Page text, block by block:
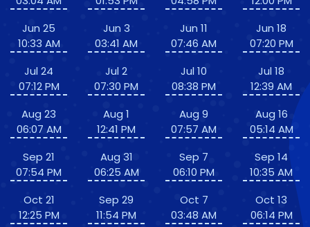
Jun 25
10:33 AM
Jul 24
07:12 PM
Aug 23
06:07 AM
Sep 21
07:54 PM
Oct 21
12:25 PM
Jun 3
03:41 AM
Jul 2
07:30 PM
Aug 1
12:41 PM
Aug 31
06:25 AM
Sep 29
11:54 PM
Jun 11
07:46 AM
Jul 10
08:38 PM
Aug 9
07:57 AM
Sep 7
06:10 PM
Oct 7
03:48 AM
Jun 18
07:20 PM
Jul 18
12:39 AM
Aug 16
05:14 AM
Sep 14
10:35 AM
Oct 13
06:14 PM